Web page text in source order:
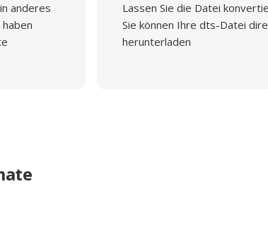
anderes
Lassen Sie die Datei
Sie können Ihre dts-Datei
herunterladen